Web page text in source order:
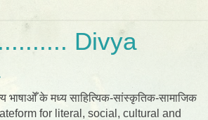
.......... Divya
भाषाओँ के मध्य साहित्यिक-सांस्कृतिक-सामाजिक
for literal, social, cultural and